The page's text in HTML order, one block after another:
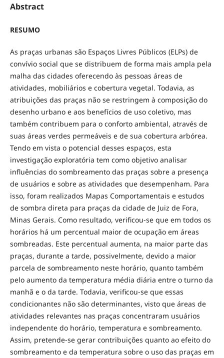
Abstract
RESUMO
As praças urbanas são Espaços Livres Públicos (ELPs) de
convívio social que se distribuem de forma mais ampla pela
malha das cidades oferecendo às pessoas áreas de
atividades, mobiliários e cobertura vegetal. Todavia, as
atribuições das praças não se restringem à composição do
desenho urbano e aos benefícios de uso coletivo, mas
também contribuem para o conforto ambiental, através de
suas áreas verdes permeáveis e de sua cobertura arbórea.
Tendo em vista o potencial desses espaços, esta
investigação exploratória tem como objetivo analisar
influências do sombreamento das praças sobre a presença
de usuários e sobre as atividades que desempenham. Para
isso, foram realizados Mapas Comportamentais e estudos
de sombra direta para praças da cidade de Juiz de Fora,
Minas Gerais. Como resultado, verificou-se que em todos os
horários há um percentual maior de ocupação em áreas
sombreadas. Este percentual aumenta, na maior parte das
praças, durante a tarde, possivelmente, devido a maior
parcela de sombreamento neste horário, quanto também
pelo aumento da temperatura média diária entre o turno da
manhã e o da tarde. Todavia, verificou-se que essas
condicionantes não são determinantes, visto que áreas de
atividades relevantes nas praças concentraram usuários
independente do horário, temperatura e sombreamento.
Assim, pretende-se gerar contribuições quanto ao efeito do
sombreamento e da temperatura sobre o uso das praças em